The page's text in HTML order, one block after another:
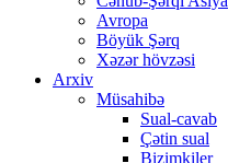
Avropa
Böyük Şərq
Xəzər hövzəsi
Arxiv
Müsahibə
Sual-cavab
Çətin sual
Bizimkiler